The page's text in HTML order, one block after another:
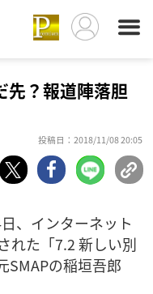
先？報道陣落胆
投稿日：2018/11/08 20:05
、インターネット
れた「7.2 新しい別
SMAPの稲垣吾郎